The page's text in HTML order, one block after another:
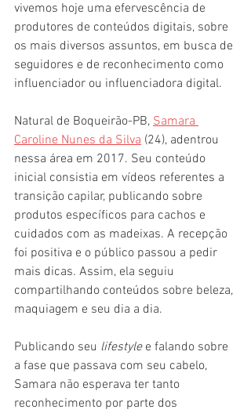
vivemos hoje uma efervescência de
produtores de conteúdos digitais, sobre
os mais diversos assuntos, em busca de
seguidores e de reconhecimento como
influenciador ou influenciadora digital.
Natural de Boqueirão-PB, Samara
Caroline Nunes da Silva (24), adentrou
nessa área em 2017. Seu conteúdo
inicial consistia em vídeos referentes a
transição capilar, publicando sobre
produtos específicos para cachos e
cuidados com as madeixas. A recepção
foi positiva e o público passou a pedir
mais dicas. Assim, ela seguiu
compartilhando conteúdos sobre beleza,
maquiagem e seu dia a dia.
Publicando seu lifestyle e falando sobre
a fase que passava com seu cabelo,
Samara não esperava ter tanto
reconhecimento por parte dos